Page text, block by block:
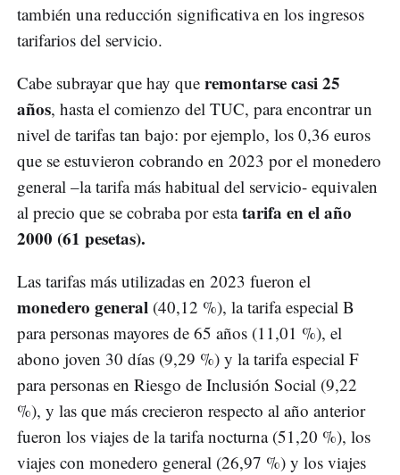
también una reducción significativa en los ingresos
tarifarios del servicio.
Cabe subrayar que hay que remontarse casi 25
años, hasta el comienzo del TUC, para encontrar un
nivel de tarifas tan bajo: por ejemplo, los 0,36 euros
que se estuvieron cobrando en 2023 por el monedero
general –la tarifa más habitual del servicio- equivalen
al precio que se cobraba por estatarifa en el año
2000 (61 pesetas).
Las tarifas más utilizadas en 2023 fueron el
monedero general (40,12 %), la tarifa especial B
para personas mayores de 65 años (11,01 %), el
abono joven 30 días (9,29 %) y la tarifa especial F
para personas en Riesgo de Inclusión Social (9,22
%), y las que más crecieron respecto al año anterior
fueron los viajes de la tarifa nocturna (51,20 %), los
viajes con monedero general (26,97 %) y los viajes